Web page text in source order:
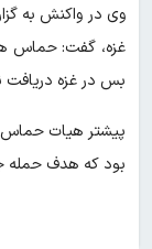
وی در واکنش به
غزه، گفت: حماس
بس در غزه دریافت
پیشتر هیات
بود که هدف حمله